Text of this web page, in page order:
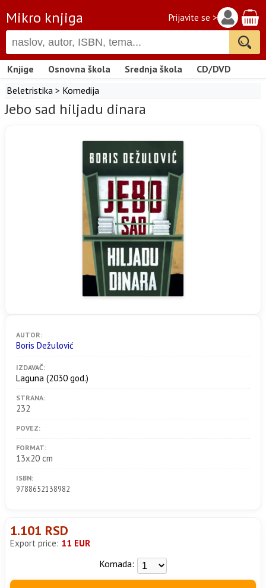
Mikro knjiga Prijavite se >
Knjige Osnovna škola Srednja škola
CD/DVD
Beletristika > Komedija
Jebo sad hiljadu dinara
AUTOR:
Boris Dežulović
IZDAVAČ:
Laguna (2030 god.)
STRANA:
232
POVEZ:
FORMAT:
13x20 cm
ISBN:
9788652138982
1.101 RSD
Export price: 11 EUR
Komada: